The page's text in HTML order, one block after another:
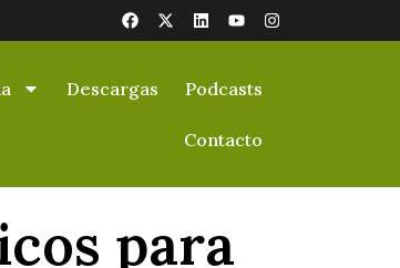
Descargas Podcasts
Contacto
para